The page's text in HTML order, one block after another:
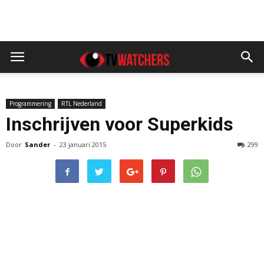
Programmering RTL Nederland
Inschrijven voor Superkids
Door Sander - 23 januari 2015 299